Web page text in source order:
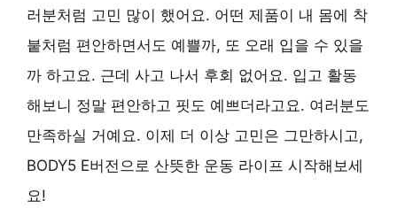
러분처럼 고민 많이 했어요. 어떤 제품이 내 몸에 착
붙처럼 편안하면서도 예쁠까, 또 오래 입을 수 있을
까 하고요. 근데 사고 나서 후회 없어요. 입고 활동
해보니 정말 편안하고 핏도 예쁘더라고요. 여러분도
만족하실 거예요. 이제 더 이상 고민은 그만하시고,
BODY5 E버전으로 산뜻한 운동 라이프 시작해보세
요!